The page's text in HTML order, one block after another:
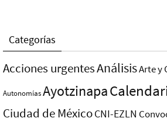
Categorías
Acciones urgentesAnálisisArte y
AutonomíasAyotzinapa
Ciudad de MéxicoCNI-EZLN